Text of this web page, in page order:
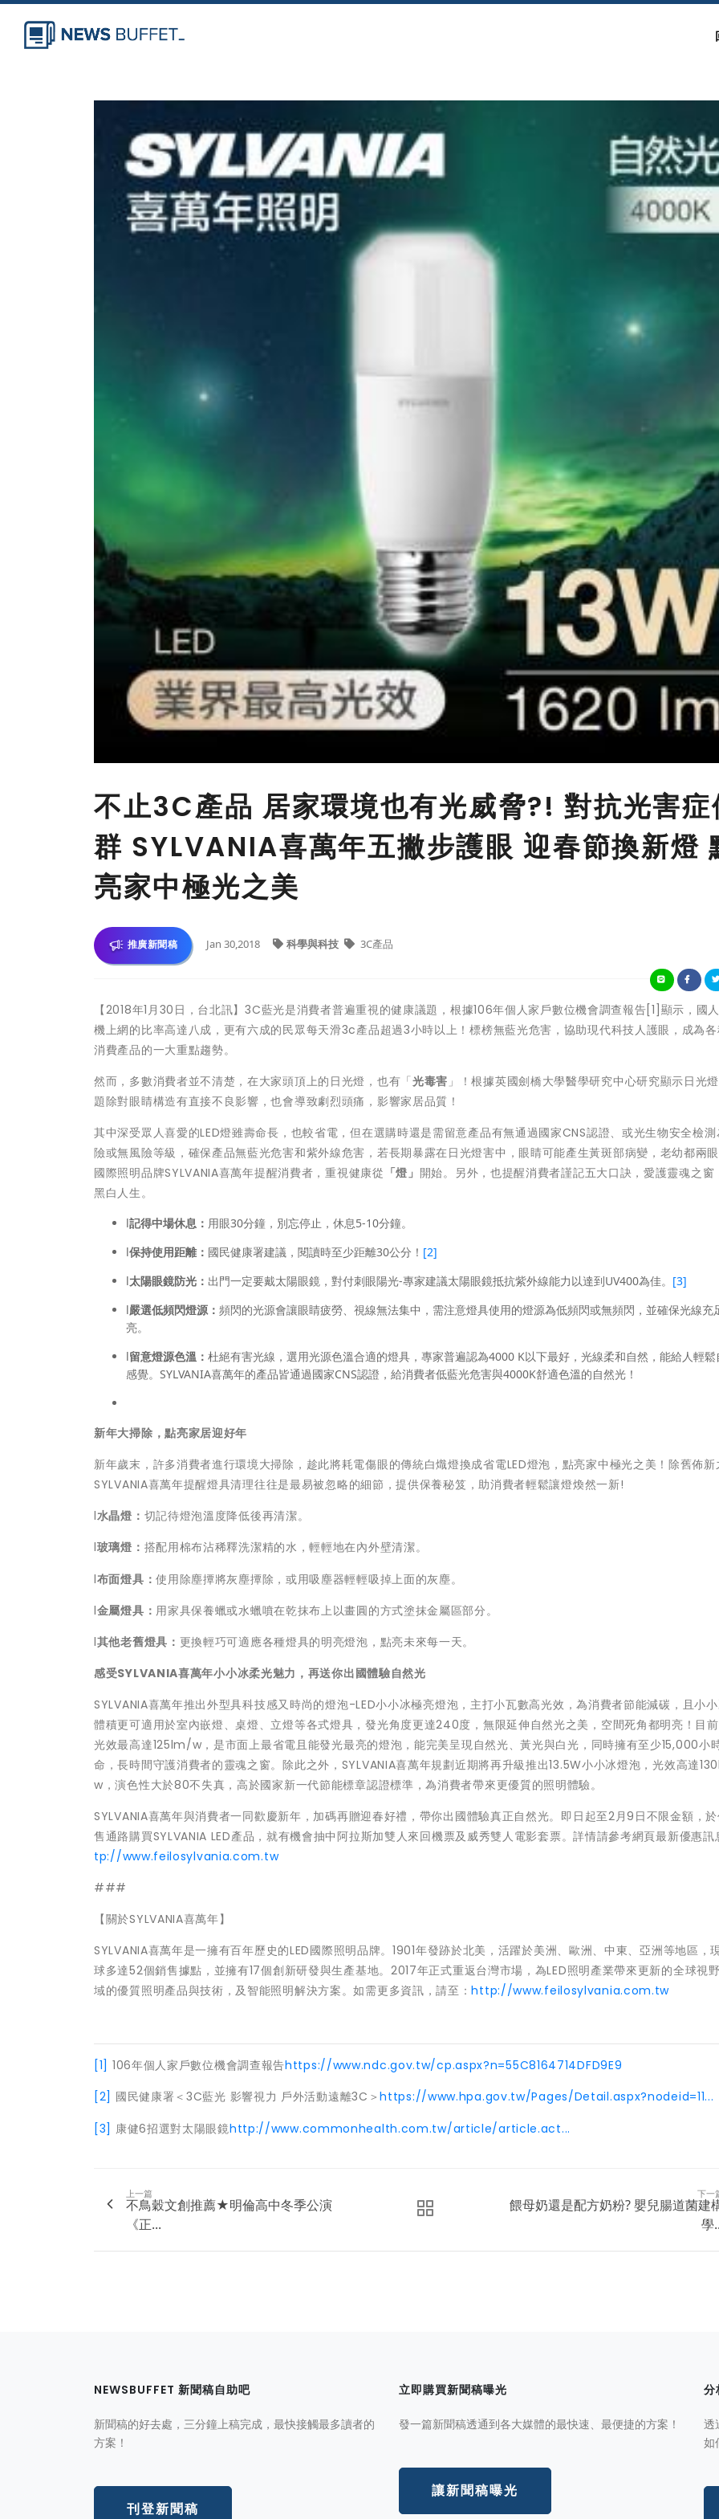
不止3C產品 居家環境也有光威脅?! 對抗光害症
群 SYLVANIA喜萬年五撇步護眼 迎春節換新燈
亮家中極光之美
推廣新聞稿 Jan 30,2018 科學與科技 3C產品
【2018年1月30日，台北訊】3C藍光是消費者普遍重視的健康議題，根據106年個人家戶數位機會調查報告[1]顯示，國
機上網的比率高達八成，更有六成的民眾每天滑3c產品超過3小時以上！標榜無藍光危害，協助現代科技人護眼，成為
消費產品的一大重點趨勢。
然而，多數消費者並不清楚，在大家頭頂上的日光燈，也有「光毒害 」！根據英國劍橋大學醫學研究中心研究顯示日光
題除對眼睛構造有直接不良影響，也會導致劇烈頭痛，影響家居品質！
其中深受眾人喜愛的LED燈雖壽命長，也較省電，但在選購時還是需留意產品有無通過國家CNS認證、或光生物安全檢
險或無風險等級，確保產品無藍光危害和紫外線危害，若長期暴露在日光燈害中，眼睛可能產生黃斑部病變，老幼都兩眼
國際照明品牌SYLVANIA喜萬年提醒消費者，重視健康從 「燈」 開始。另外，也提醒消費者謹記五大口訣，愛護靈魂之窗
黑白人生。
l記得中場休息： 用眼30分鐘，別忘停止，休息5-10分鐘。
l保持使用距離： 國民健康署建議，閱讀時至少距離30公分！ [2]
l太陽眼鏡防光： 出門一定要戴太陽眼鏡，對付刺眼陽光-專家建議太陽眼鏡抵抗紫外線能力以達到UV400為佳。 [3]
l嚴選低頻閃燈源： 頻閃的光源會讓眼睛疲勞、視線無法集中，需注意燈具使用的燈源為低頻閃或無頻閃，並確保光線充
亮。
l留意燈源色溫： 杜絕有害光線，選用光源色溫合適的燈具，專家普遍認為4000 K以下最好，光線柔和自然，能給人輕鬆
感覺。SYLVANIA喜萬年的產品皆通過國家CNS認證，給消費者低藍光危害與4000K舒適色溫的自然光！
新年大掃除 ，點亮家居迎好年
新年歲末，許多消費者進行環境大掃除，趁此將耗電傷眼的傳統白熾燈換成省電LED燈泡，點亮家中極光之美！除舊佈新
SYLVANIA喜萬年提醒燈具清理往往是最易被忽略的細節，提供保養秘笈，助消費者輕鬆讓燈煥然一新!
l水晶燈： 切記待燈泡溫度降低後再清潔。
l玻璃燈： 搭配用棉布沾稀釋洗潔精的水，輕輕地在內外壁清潔。
l布面燈具：使用除塵撢將灰塵撢除，或用吸塵器輕輕吸掉上面的灰塵。
l金屬燈具： 用家具保養蠟或水蠟噴在乾抹布上以畫圓的方式塗抹金屬區部分。
l其他老舊燈具： 更換輕巧可適應各種燈具的明亮燈泡，點亮未來每一天。
感受SYLVANIA喜萬年小小冰柔光魅力 ， 再送你出國體驗自然光
SYLVANIA喜萬年推出外型具科技感又時尚的燈泡-LED小小冰極亮燈泡，主打小瓦數高光效，為消費者節能減碳，且小
體積更可適用於室內嵌燈、桌燈、立燈等各式燈具，發光角度更達240度，無限延伸自然光之美，空間死角都明亮！目
光效最高達125lm/w，是市面上最省電且能發光最亮的燈泡，能完美呈現自然光、黃光與白光，同時擁有至少15,000小
命，長時間守護消費者的靈魂之窗。除此之外，SYLVANIA喜萬年規劃近期將再升級推出13.5W小小冰燈泡，光效高達
w，演色性大於80不失真，高於國家新一代節能標章認證標準，為消費者帶來更優質的照明體驗。
SYLVANIA喜萬年與消費者一同歡慶新年，加碼再贈迎春好禮，帶你出國體驗真正自然光。即日起至2月9日不限金額，
售通路購買SYLVANIA LED產品，就有機會抽中阿拉斯加雙人來回機票及威秀雙人電影套票。詳情請參考網頁最新優惠訊
tp://www.feilosylvania.com.tw
###
【關於SYLVANIA喜萬年】
SYLVANIA喜萬年是一擁有百年歷史的LED國際照明品牌。1901年發跡於北美，活躍於美洲、歐洲、中東、亞洲等地區，
球多達52個銷售據點，並擁有17個創新研發與生產基地。2017年正式重返台灣市場，為LED照明產業帶來更新的全球視
域的優質照明產品與技術，及智能照明解決方案。如需更多資訊，請至：http://www.feilosylvania.com.tw
[1] 106年個人家戶數位機會調查報告https://www.ndc.gov.tw/cp.aspx?n=55C8164714DFD9E9
[2] 國民健康署＜3C藍光 影響視力 戶外活動遠離3C＞https://www.hpa.gov.tw/Pages/Detail.aspx?nodeid=11...
[3] 康健6招選對太陽眼鏡http://www.commonhealth.com.tw/article/article.act...
上一篇
不鳥穀文創推薦★明倫高中冬季公演
《正...
下一
餵母奶還是配方奶粉? 嬰兒腸道菌建
學
NEWSBUFFET 新聞稿自助吧
新聞稿的好去處，三分鐘上稿完成，最快接觸最多讀者的
方案！
刊登新聞稿
立即購買新聞稿曝光
發一篇新聞稿透通到各大媒體的最快速、最便捷的方案！
讓新聞稿曝光
分
透
如